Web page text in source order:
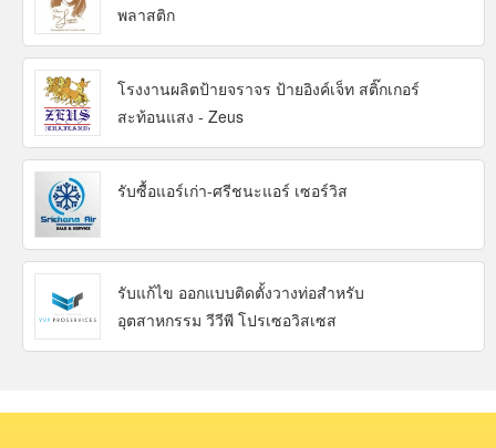
พลาสติก
โรงงานผลิตป้ายจราจร ป้ายอิงค์เจ็ท สติ๊กเกอร์
สะท้อนแสง - Zeus
รับซื้อแอร์เก่า-ศรีชนะแอร์ เซอร์วิส
รับแก้ไข ออกแบบติดตั้งวางท่อสำหรับ
อุตสาหกรรม วีวีพี โปรเซอวิสเซส